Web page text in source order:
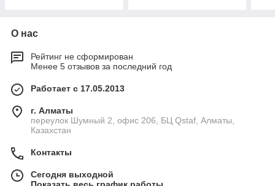
О нас
Рейтинг не сформирован
Менее 5 отзывов за последний год
Работает с 17.05.2013
г. Алматы
переулок Шумный 2, офис 206, БЦ Qstaf, Алматы,
Казахстан
Контакты
Сегодня выходной